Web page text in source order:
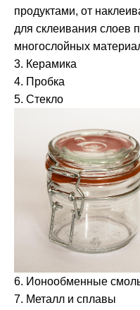
продуктами, от
для склеивания слоев
многослойных
3. Керамика
4. Пробка
5. Стекло
6. Ионообменные
7. Металл и сплавы